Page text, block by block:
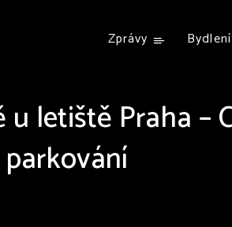
Zprávy Bydlení
u letiště Praha –